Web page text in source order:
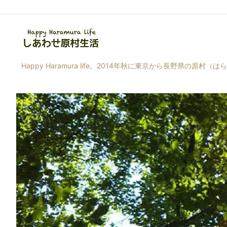
Happy Haramura life。2014年秋に東京から長野県の原村（は